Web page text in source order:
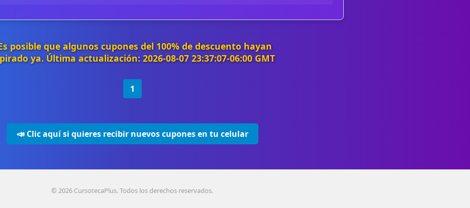
posible que algunos cupones del 100% de descuento hayan
ya. Última actualización: 2026-08-07 23:37:07-06:00 GMT
1
📣 Clic aquí si quieres recibir nuevos cupones en tu celular
© 2026 CursotecaPlus. Todos los derechos reservados.